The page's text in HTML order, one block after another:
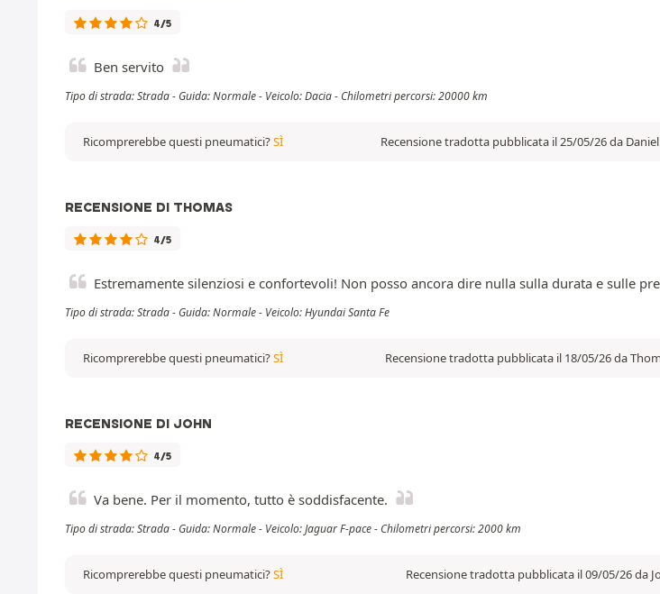
4/5
Ben servito
Tipo di strada: Strada - Guida: Normale - Veicolo: Dacia - Chilometri percorsi: 20000 km
Recensione tradotta pubblicata il 25/05/26 da
Ricomprerebbe questi pneumatici?SÌ
RECENSIONE DI THOMAS
4/5
Estremamente silenziosi e confortevoli! Non posso ancora dire nulla sulla durata e sulle
Tipo di strada: Strada - Guida: Normale - Veicolo: Hyundai Santa Fe
Recensione tradotta pubblicata il 18/05/26 da
Ricomprerebbe questi pneumatici?SÌ
RECENSIONE DI JOHN
4/5
Va bene. Per il momento, tutto è soddisfacente.
Tipo di strada: Strada - Guida: Normale - Veicolo: Jaguar F-pace - Chilometri percorsi: 2000 km
Recensione tradotta pubblicata il 09/05/26 da
Ricomprerebbe questi pneumatici?SÌ